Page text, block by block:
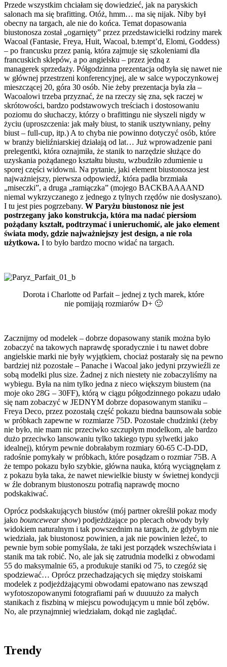
Przede wszystkim chciałam się dowiedzieć, jak na paryskich
salonach ma się brafitting. Otóż, hmm… ma się nijak. Niby był
obecny na targach, ale nie do końca. Temat dopasowania
biustonosza został „ogarnięty” przez przedstawicielki rodziny marek
Wacoal (Fantasie, Freya, Huit, Wacoal, b.tempt’d, Elomi, Goddess)
– po francusku przez panią, która zajmuje się szkoleniami dla
francuskich sklepów, a po angielsku – przez jedną z
managerek sprzedaży. Półgodzinna prezentacja odbyła się nawet nie
w głównej przestrzeni konferencyjnej, ale w salce wypoczynkowej
mieszczącej 20, góra 30 osób. Nie żeby prezentacja była zła –
Wacoalowi trzeba przyznać, że na rzeczy się zna, sęk raczej w
skrótowości, bardzo podstawowych treściach i dostosowaniu
poziomu do słuchaczy, którzy o brafittingu nie słyszeli nigdy w
życiu (uproszczenia: jak mały biust, to stanik usztywniany, pełny
biust – full-cup, itp.) A to chyba nie powinno dotyczyć osób, które
w branży bieliźniarskiej działają od lat… Już wprowadzenie pani
prelegentki, która oznajmiła, że stanik to narzędzie służące do
uzyskania pożądanego kształtu biustu, wzbudziło zdumienie u
sporej części widowni. Na pytanie, jaki element biustonosza jest
najważniejszy, pierwsza odpowiedź, która padła brzmiała
„miseczki”, a druga „ramiączka” (mojego BACKBAAAAND
niemal wykrzyczanego z jednego z tylnych rzędów nie dosłyszano).
I tu jest pies pogrzebany. W Paryżu biustonosz nie jest
postrzegany jako konstrukcja, która ma nadać piersiom
pożądany kształt, podtrzymać i unieruchomić, ale jako element
świata mody, gdzie najważniejszy jest design, a nie rola
użytkowa. I to było bardzo mocno widać na targach.
Dorota i Charlotte od Parfait – jednej z tych marek, które
nie pomijają rozmiarów D+ 🙂
Zacznijmy od modelek – dobrze dopasowany stanik można było
zobaczyć na takowych naprawdę sporadycznie i tu nawet dobre
angielskie marki nie były wyjątkiem, chociaż postarały się na pewno
bardziej niż pozostałe – Panache i Wacoal jako jedyni przywieźli ze
sobą modelki plus size. Żadnej z nich niestety nie zobaczyliśmy na
wybiegu. Była na nim tylko jedna z nieco większym biustem (na
moje oko 28G – 30FF), którą w ciągu półgodzinnego pokazu udało
się nam zobaczyć w JEDNYM dobrze dopasowanym staniku –
Freya Deco, przez pozostałą część pokazu biedna baunsowała sobie
w próbkach zapewne w rozmiarze 75D. Pozostałe chudzinki (żeby
nie było, nie mam nic przeciwko szczupłym modelkom, ale bardzo
dużo przeciwko lansowaniu tylko takiego typu sylwetki jako
idealnej), którym pewnie dobrałabym rozmiary 60-65 C-D-DD,
radośnie pomykały w próbkach, które posądzam o rozmiar 75B. A
że tempo pokazu było szybkie, główna nauka, którą wyciągnęłam z
z pokazu była taka, że nawet niewielkie biusty w świetnej kondycji
w źle dobranym biustonoszu potrafią naprawdę mocno
podskakiwać.
Oprócz podskakujących biustów (mój partner określił pokaz mody
jako bouncewear show) podjeżdżające po plecach obwody były
widokiem naturalnym i tak powszednim na targach, że gdybym nie
wiedziała, jak biustonosz powinien, a jak nie powinien leżeć, to
pewnie bym sobie pomyślała, że taki jest porządek wszechświata i
stanik ma tak robić. No, ale jak się zatrudnia modelki z obwodami
55 do maksymalnie 65, a produkuje staniki od 75, to czegóż się
spodziewać… Oprócz przechadzających się między stoiskami
modelek z podjeżdżającymi obwodami epatowano nas zewsząd
wyfotoszopowanymi fotografiami pań w duuuużo za małych
stanikach z fiszbiną w miejscu powodującym u mnie ból zębów.
No, ale przynajmniej wiedziałam, dokąd nie zaglądać.
Trendy